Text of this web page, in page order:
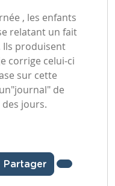
, les enfants
relatant un fait
Ils produisent
corrige celui-ci
sur cette
de
jours.
Partager